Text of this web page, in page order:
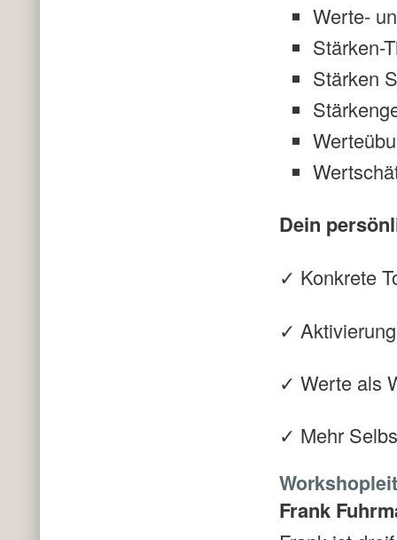
Werte-
Stärken-
Stärken
Dein
✓ Konkrete
✓
✓ Werte als
✓ Mehr
Frank